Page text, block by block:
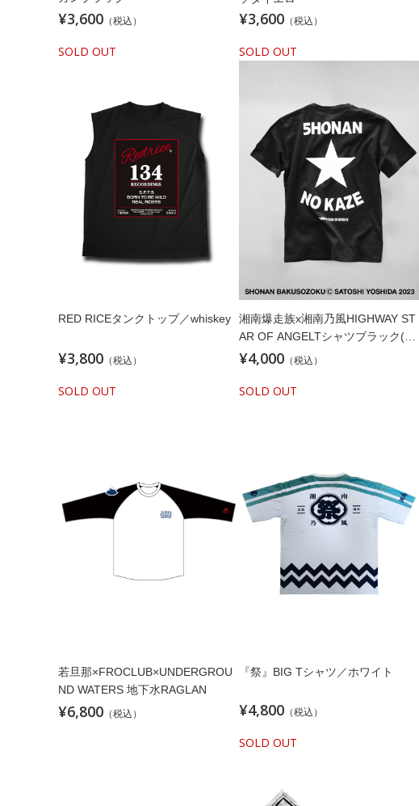
¥3,600 （税込）
SOLD OUT
¥3,600 （税込）
SOLD OUT
RED RICEタンクトップ／whiskey
¥3,800 （税込）
SOLD OUT
湘南爆走族x湘南乃風HIGHWAY ST
AR OF ANGELTシャツブラック(ス
テッカー付)
¥4,000 （税込）
SOLD OUT
若旦那×FROCLUB×UNDERGROU
ND WATERS 地下水RAGLAN
¥6,800 （税込）
『祭』BIG Tシャツ／ホワイト
¥4,800 （税込）
SOLD OUT